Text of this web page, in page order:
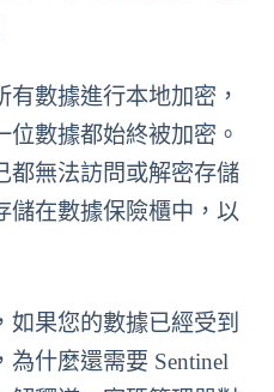
有數據進行本地加密，
位數據都始終被加密。
都無法訪問或解密存儲
儲在數據保險櫃中，以
如果您的數據已經受到
什麼還需要 Sentinel